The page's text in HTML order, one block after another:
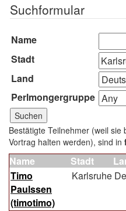
Suchformular
Name
Stadt
Land
Perlmongergruppe
Bestätigte Teilnehmer (weil
Vortrag halten werden), sind in
Name Stadt
Timo
Paulssen
(‎timotimo‎)
Karlsruhe